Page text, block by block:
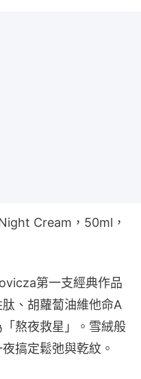
Cream，50ml，
第一支經典作品
、胡蘿蔔油維他命A
熬夜救星」。雪絨般
搞定鬆弛與乾紋。